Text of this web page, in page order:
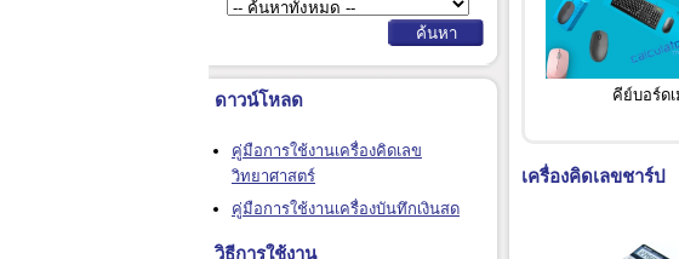
ดาวน์โหลด
คู่มือการใช้งานเครื่องคิดเลข
วิทยาศาสตร์
คู่มือการใช้งานเครื่องบันทึกเงินสด
วิธีการใช้งาน
คีย์บอร์ด
เครื่องคิดเลขชาร์ป